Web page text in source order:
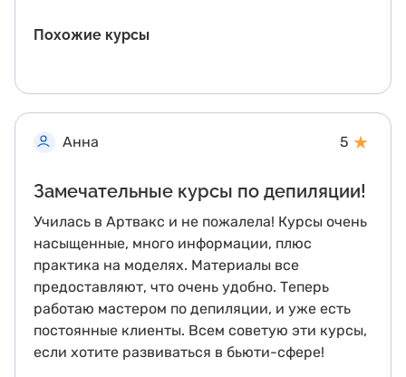
Похожие курсы
Анна 5 ★
Замечательные курсы по депиляции!
Училась в Артвакс и не пожалела! Курсы очень
насыщенные, много информации, плюс
практика на моделях. Материалы все
предоставляют, что очень удобно. Теперь
работаю мастером по депиляции, и уже есть
постоянные клиенты. Всем советую эти курсы,
если хотите развиваться в бьюти-сфере!